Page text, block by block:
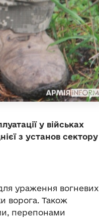
у військах
з установ сектору
ураження вогневих
ворога. Також
перепонами